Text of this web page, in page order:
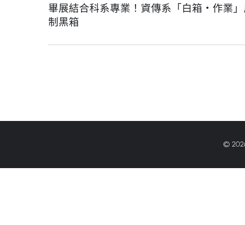
畢展結合科系專業！資傳系「白箱‧作業
制黑箱
©